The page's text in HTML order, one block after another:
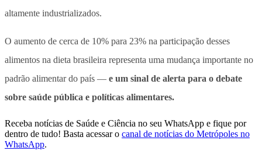
altamente industrializados.
O aumento de cerca de 10% para 23% na participação desses
alimentos na dieta brasileira representa uma mudança importante no
padrão alimentar do país — e um sinal de alerta para o debate
sobre saúde pública e políticas alimentares.
Receba notícias de Saúde e Ciência no seu WhatsApp e fique por
dentro de tudo! Basta acessar o canal de notícias do Metrópoles no
WhatsApp.